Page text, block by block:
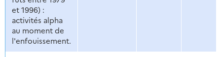
et 1996) :
activités alpha
au moment de
l'enfouissement.